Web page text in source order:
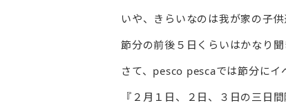
いや、きらいなのは我が家の子
節分の前後５日くらいはかなり
さて、pesco pescaでは節分に
『２月１日、２日、３日の三日間